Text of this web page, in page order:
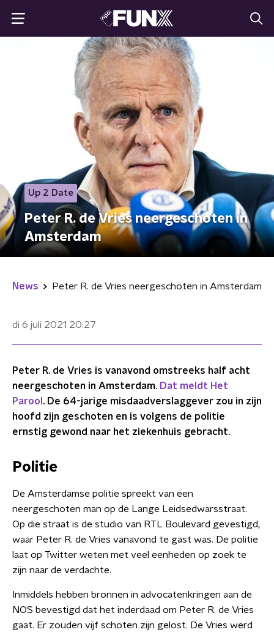
Up 2 Date
Peter R. de Vries neergeschoten in
Amsterdam
News Peter R. de Vries neergeschoten in Amsterdam
di 6 juli 2021 20:27
Peter R. de Vries is vanavond omstreeks half acht
neergeschoten in Amsterdam. Dat meldt Het
Parool . De 64-jarige misdaadverslaggever zou in zijn
hoofd zijn geschoten en is volgens de politie
ernstig gewond naar het ziekenhuis gebracht.
Politie
De Amsterdamse politie spreekt van een
neergeschoten man op de Lange Leidsedwarsstraat.
Op die straat is de studio van RTL Boulevard gevestigd,
waar Peter R. de Vries vanavond te gast was. De politie
laat op Twitter weten met veel eenheden op zoek te
zijn naar de verdachte.
Inmiddels hebben bronnen in advocatenkringen aan de
NOS bevestigd dat het inderdaad om Peter R. de Vries
gaat. Er zouden vijf schoten zijn gelost. De Vries werd